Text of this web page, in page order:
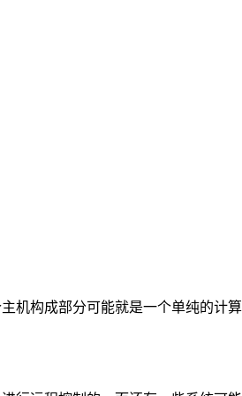
机构成部分可能就是一个单纯的计